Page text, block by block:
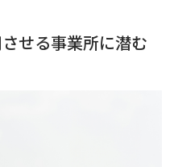
せる事業所に潜む